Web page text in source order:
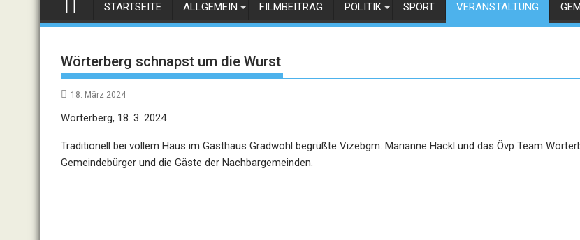
STARTSEITE ALLGEMEIN FILMBEITRAG POLITIK SPORT VERANSTALTUNG
Wörterberg schnapst um die Wurst
18. März 2024
Wörterberg, 18. 3. 2024
Traditionell bei vollem Haus im Gasthaus Gradwohl begrüßte Vizebgm. Marianne Hackl und das Övp Team
Gemeindebürger und die Gäste der Nachbargemeinden.